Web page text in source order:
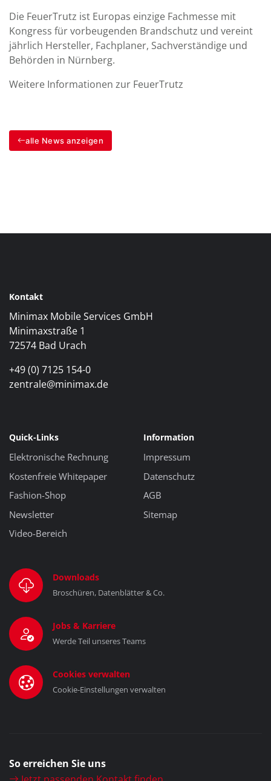
Die FeuerTrutz ist Europas einzige Fachmesse mit
Kongress für vorbeugenden Brandschutz und vereint
jährlich Hersteller, Fachplaner, Sachverständige und
Behörden in Nürnberg.
Weitere Informationen zur FeuerTrutz
alle News anzeigen
Kontakt
Minimax Mobile Services GmbH
Minimaxstraße 1
72574 Bad Urach
+49 (0) 7125 154-0
zentrale@minimax.de
Quick-Links
Elektronische Rechnung
Kostenfreie Whitepaper
Fashion-Shop
Newsletter
Video-Bereich
Information
Impressum
Datenschutz
AGB
Sitemap
Downloads
Broschüren, Datenblätter & Co.
Jobs & Karriere
Werde Teil unseres Teams
Cookies verwalten
Cookie-Einstellungen verwalten
So erreichen Sie uns